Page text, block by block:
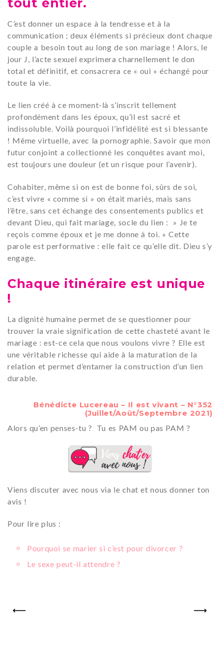
C’est donner un espace à la tendresse et à la
communication ; deux éléments si précieux dont chaque
couple a besoin tout au long de son mariage ! Alors, le
jour J, l’acte sexuel exprimera charnellement le don
total et définitif, et consacrera ce « oui » échangé pour
toute la vie.
Le lien créé à ce moment-là s’inscrit tellement
profondément dans les époux, qu’il est sacré et
indissoluble. Voilà pourquoi l’infidélité est si blessante
! Même virtuelle, avec la pornographie. Savoir que mon
futur conjoint a collectionné les conquêtes avant moi,
est toujours une douleur (et un risque pour l’avenir).
Cohabiter, même si on est de bonne foi, sûrs de soi,
c’est vivre « comme si » on était mariés, mais sans
l’être, sans cet échange des consentements publics et
devant Dieu, qui fait mariage, socle du lien : » Je te
reçois comme époux et je me donne à toi. » Cette
parole est performative : elle fait ce qu’elle dit. Dieu s’y
engage.
Chaque itinéraire est unique
!
La dignité humaine permet de se questionner pour
trouver la vraie signification de cette chasteté avant le
mariage : est-ce cela que nous voulons vivre ? Elle est
une véritable richesse qui aide à la maturation de la
relation et permet d’entamer la construction d’un lien
durable.
Bénédicte Lucereau – Il est vivant – N°352
(Juillet/Août/Septembre 2021)
Alors qu’en penses-tu ? Tu es PAM ou pas PAM ?
Viens discuter avec nous via le chat et nous donner ton
avis !
Pour lire plus :
Pourquoi se marier si c’est pour divorcer ?
Le sexe peut-il attendre ?
PREV NEXT